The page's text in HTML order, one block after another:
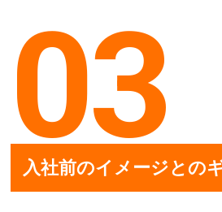
03
入社前のイメージとの